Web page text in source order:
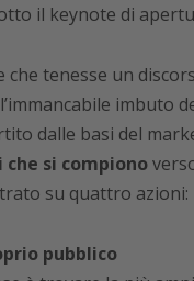
il keynote di
che tenesse un
imbuto
dalle basi del
che si compiono
su quattro azioni:
pubblico